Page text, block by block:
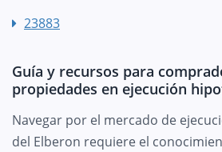
23883
Guía y recursos para
propiedades en ejecución
Navegar por el mercado de
del Elberon requiere el